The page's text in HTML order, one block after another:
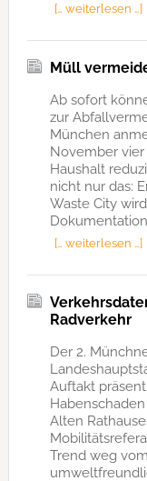
[… weiterlesen …]
Müll
Ab sofort
zur
München
November
Haushalt
nicht nur das:
Waste City
[… weiterlesen …]
Radverkehr
Der 2.
Auftakt
Alten
Trend weg